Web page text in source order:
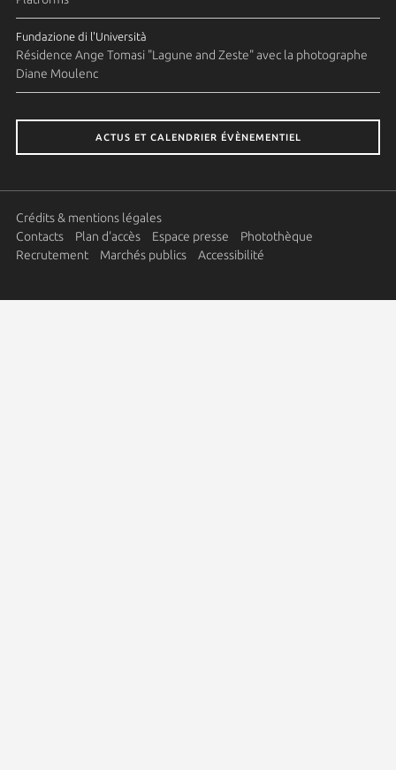
Fundazione di l'Università
Résidence Ange Tomasi "Lagune and Zeste" avec la photographe
Diane Moulenc
ACTUS ET CALENDRIER ÉVÈNEMENTIEL
Crédits & mentions légales
Contacts
Plan d'accès Espace presse
Photothèque
Recrutement
Marchés publics Accessibilité